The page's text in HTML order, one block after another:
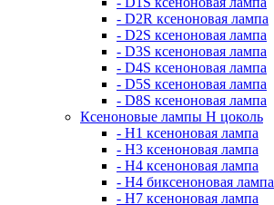
- D2R ксеноновая лампа
- D2S ксеноновая лампа
- D3S ксеноновая лампа
- D4S ксеноновая лампа
- D5S ксеноновая лампа
- D8S ксеноновая лампа
Ксеноновые лампы Н цоколь
- H1 ксеноновая лампа
- H3 ксеноновая лампа
- H4 ксеноновая лампа
- H4 биксеноновая лампа
- H7 ксеноновая лампа